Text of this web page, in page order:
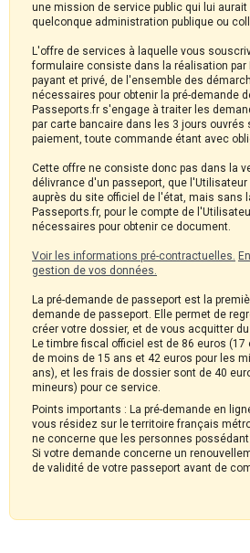
une mission de service public qui lui
quelconque administration publique ou
L'offre de services à laquelle vous
formulaire consiste dans la réalisation par
payant et privé, de l'ensemble des
nécessaires pour obtenir la pré-demande
Passeports.fr s'engage à traiter les
par carte bancaire dans les 3 jours ouvrés
paiement, toute commande étant avec
Cette offre ne consiste donc pas dans la
délivrance d'un passeport, que
auprès du site officiel de l'état, mais sans
Passeports.fr, pour le compte de
nécessaires pour obtenir ce document.
Voir les informations pré-contractuelles.
gestion de vos données.
La pré-demande de passeport est la
demande de passeport. Elle permet de
créer votre dossier, et de vous acquitter
Le timbre fiscal officiel est de 86 euros
de moins de 15 ans et 42 euros pour les
ans), et les frais de dossier sont de 40
mineurs) pour ce service.
Points importants : La pré-demande en
vous résidez sur le territoire français
ne concerne que les personnes
Si votre demande concerne un
de validité de votre passeport avant de